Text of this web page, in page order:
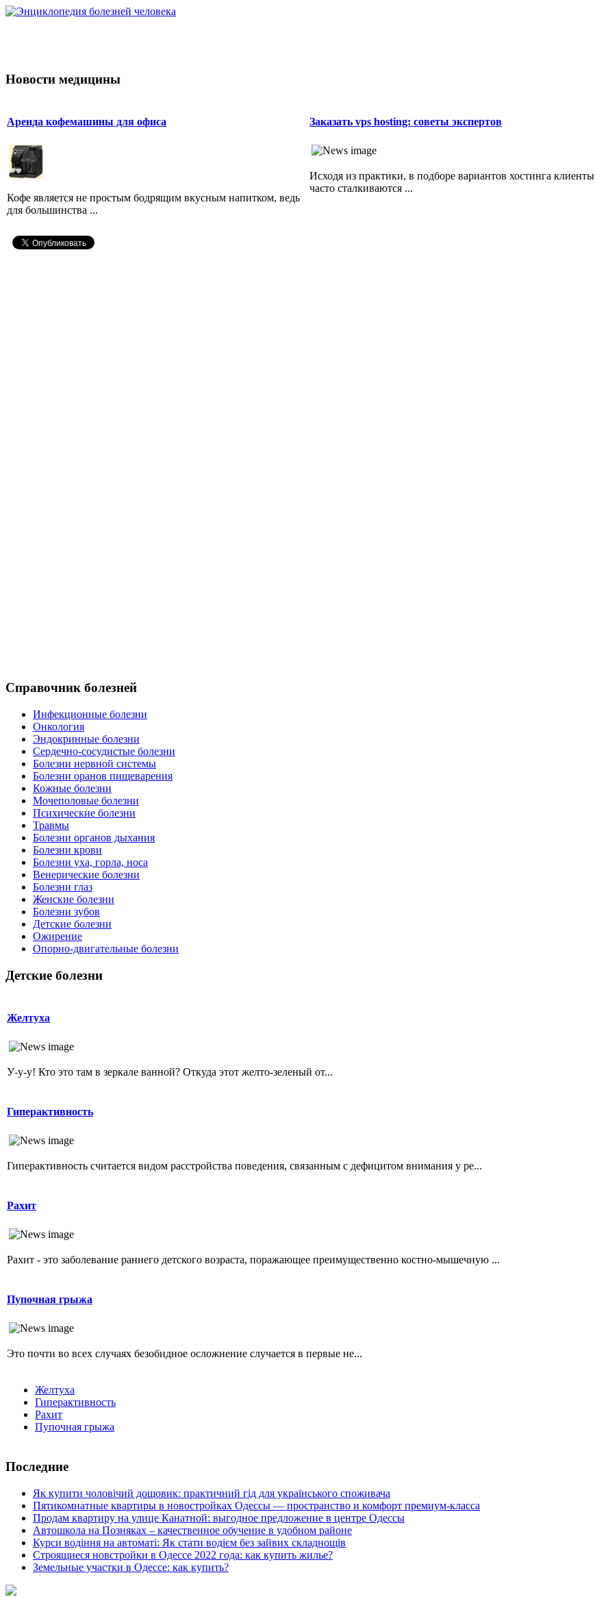
Новости медицины
Аренда кофемашины для офиса
Кофе является не простым бодрящим вкусным напитком, ведь
для большинства ...
Заказать vps hosting: советы экспертов
Исходя из практики, в подборе вариантов хостинга клиенты
часто сталкиваются ...
Справочник болезней
Инфекционные болезни
Онкология
Эндокринные болезни
Сердечно-сосудистые болезни
Болезни нервной системы
Болезни оранов пищеварения
Кожные болезни
Мочеполовые болезни
Психические болезни
Травмы
Болезни органов дыхания
Болезни крови
Болезни уха, горла, носа
Венерические болезни
Болезни глаз
Женские болезни
Болезни зубов
Детские болезни
Ожирение
Опopно-двигательные болезни
Детские болезни
Желтуха
У-у-у! Кто это там в зеркале ванной? Откуда этот желто-зеленый от...
Гиперактивность
Гиперактивность считается видом расстройства поведения, связанным с дефицитом внимания у ре...
Рахит
Рахит - это заболевание раннего детского возраста, поражающее преимущественно костно-мышечную ...
Пупочная грыжа
Это почти во всех случаях безобидное осложнение случается в первые не...
Желтуха
Гиперактивность
Рахит
Пупочная грыжа
Последние
Як купити чоловічий дощовик: практичний гід для українського споживача
Пятикомнатные квартиры в новостройках Одессы — пространство и комфорт премиум-класса
Продам квартиру на улице Канатной: выгодное предложение в центре Одессы
Автошкола на Позняках – качественное обучение в удобном районе
Курси водіння на автоматі: Як стати водієм без зайвих складнощів
Строящиеся новстройки в Одессе 2022 года: как купить жилье?
Земельные участки в Одессе: как купить?